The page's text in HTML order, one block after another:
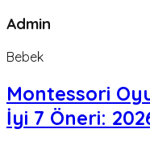
Admin
Bebek
Montessori
İyi 7 Öneri: